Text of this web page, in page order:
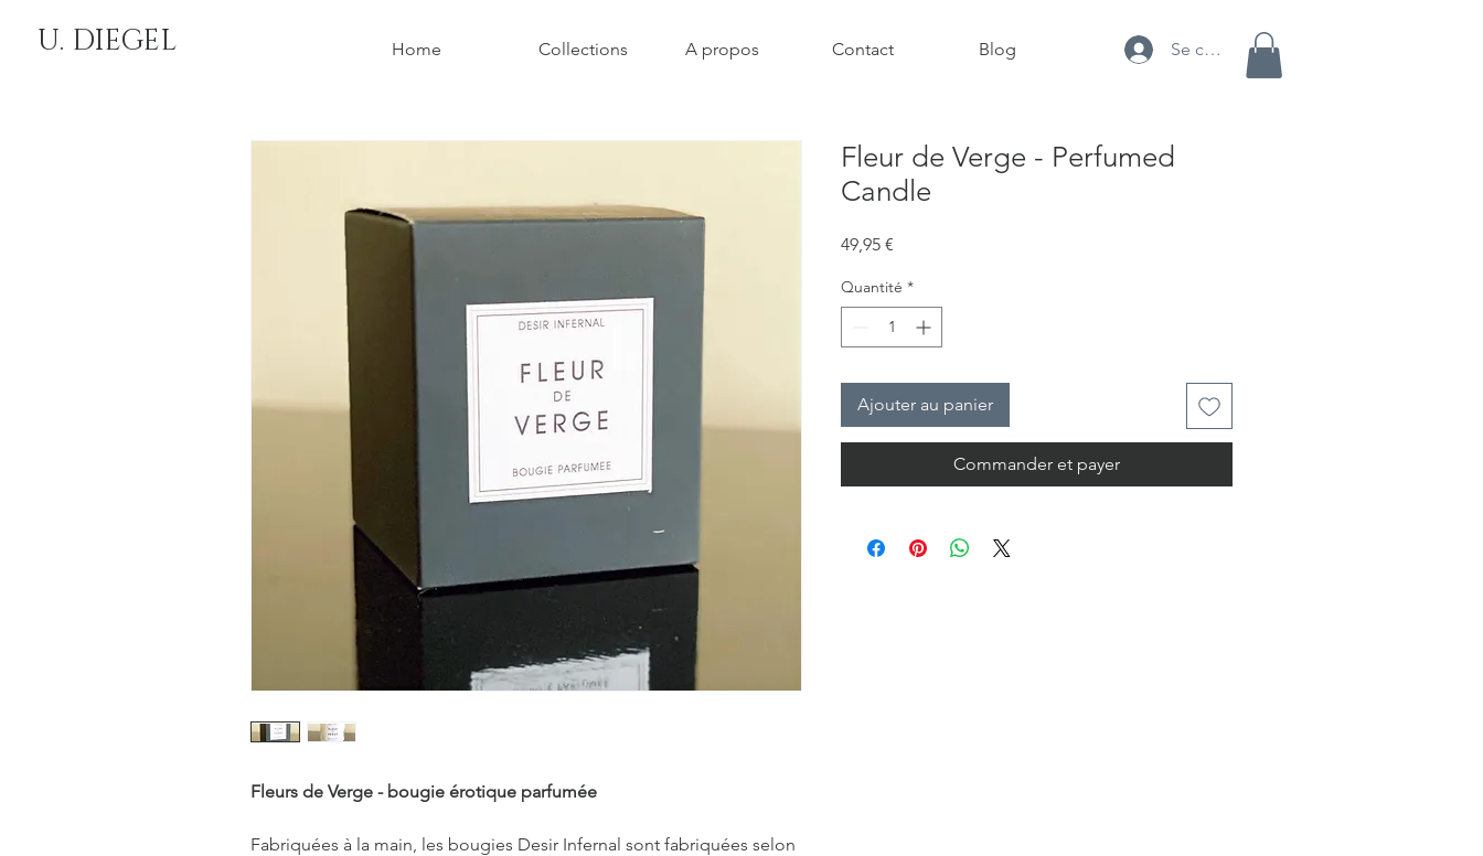
U. DIEGEL Home Collections A propos Contact Blog Se connecter
Fleurs de Verge - bougie érotique parfumée
Fabriquées à la main, les bougies Desir Infernal sont fabriquées selon
Fleur de Verge - Perfumed
Candle
49,95 €
Quantité *
Ajouter au panier
Commander et payer